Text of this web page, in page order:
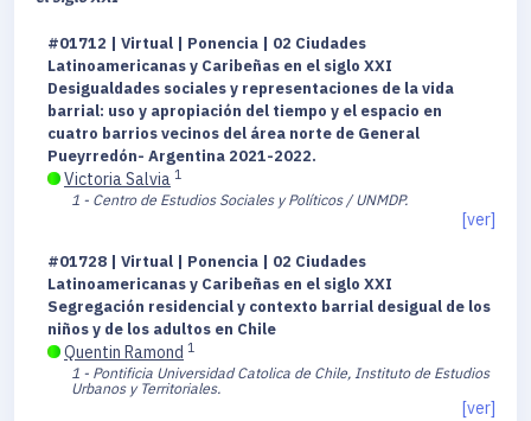
#01712 | Virtual | Ponencia | 02 Ciudades
Latinoamericanas y Caribeñas en el siglo XXI
Desigualdades sociales y representaciones de la vida
barrial: uso y apropiación del tiempo y el espacio en
cuatro barrios vecinos del área norte de General
Pueyrredón- Argentina 2021-2022.
Victoria Salvia 1
1 - Centro de Estudios Sociales y Políticos / UNMDP.
[ver]
#01728 | Virtual | Ponencia | 02 Ciudades
Latinoamericanas y Caribeñas en el siglo XXI
Segregación residencial y contexto barrial desigual de los
niños y de los adultos en Chile
Quentin Ramond 1
1 - Pontificia Universidad Catolica de Chile, Instituto de Estudios
Urbanos y Territoriales.
[ver]